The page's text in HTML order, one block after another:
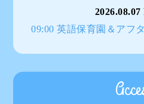
09:00 英語保育園＆アフ